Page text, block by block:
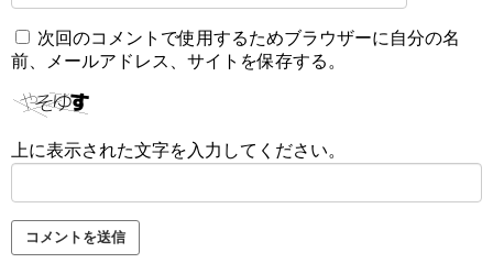
次回のコメントで使用するためブラウザーに自分の名
前、メールアドレス、サイトを保存する。
上に表示された文字を入力してください。